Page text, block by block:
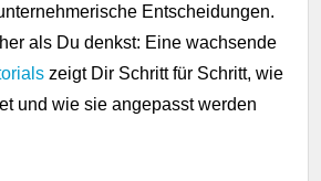
Entscheidungen.
als Du denkst: Eine wachsende
zeigt Dir Schritt für Schritt, wie
und wie sie angepasst werden